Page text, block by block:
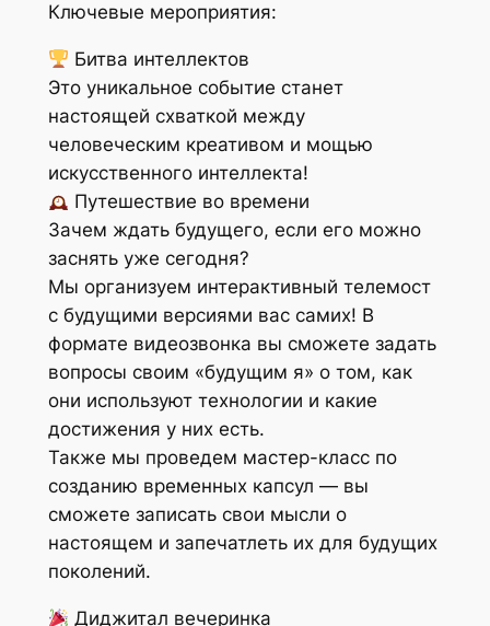
Ключевые мероприятия:
Битва интеллектов
Это уникальное событие станет
настоящей схваткой между
человеческим креативом и мощью
искусственного интеллекта!
Путешествие во времени
Зачем ждать будущего, если его можно
заснять уже сегодня?
Мы организуем интерактивный телемост
с будущими версиями вас самих! В
формате видеозвонка вы сможете задать
вопросы своим «будущим я» о том, как
они используют технологии и какие
достижения у них есть.
Также мы проведем мастер-класс по
созданию временных капсул — вы
сможете записать свои мысли о
настоящем и запечатлеть их для будущих
поколений.
Диджитал вечеринка